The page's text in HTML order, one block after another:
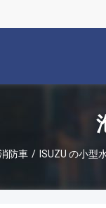
防車 / ISUZU の小型